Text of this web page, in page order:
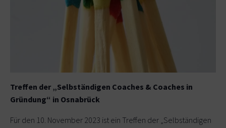
Treffen der „Selbständigen Coaches & Coaches in
Gründung“ in Osnabrück
Für den 10. November 2023 ist ein Treffen der „Selbständigen